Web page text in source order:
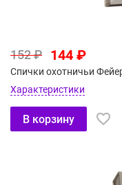
152 ₽ 144 ₽
Спички охотничьи
Характеристики
В корзину